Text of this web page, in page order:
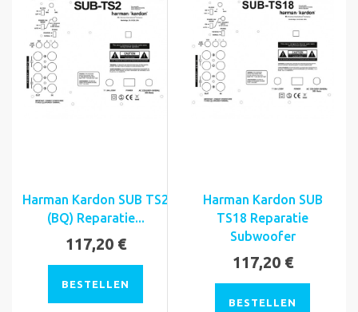
Harman Kardon SUB TS2
(BQ) Reparatie...
117,20 €
BESTELLEN
Harman Kardon SUB
TS18 Reparatie
Subwoofer
117,20 €
BESTELLEN